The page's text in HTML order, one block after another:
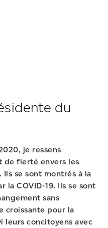
du
je ressens
de fierté envers les
Ils se sont montrés à la
la COVID-19. Ils se sont
sans
croissante pour la
leurs concitoyens avec